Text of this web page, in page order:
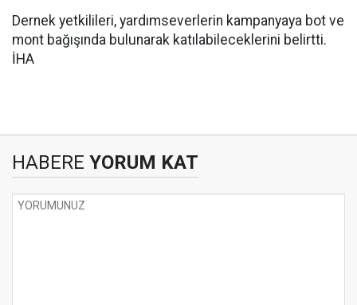
Dernek yetkilileri, yardımseverlerin kampanyaya bot ve
mont bağışında bulunarak katılabileceklerini belirtti.
İHA
HABERE YORUM KAT